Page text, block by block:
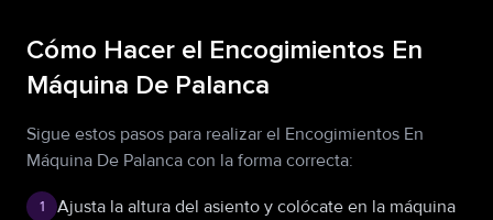
Cómo Hacer el Encogimientos En
Máquina De Palanca
Sigue estos pasos para realizar el Encogimientos En
Máquina De Palanca con la forma correcta:
1
Ajusta la altura del asiento y colócate en la máquina